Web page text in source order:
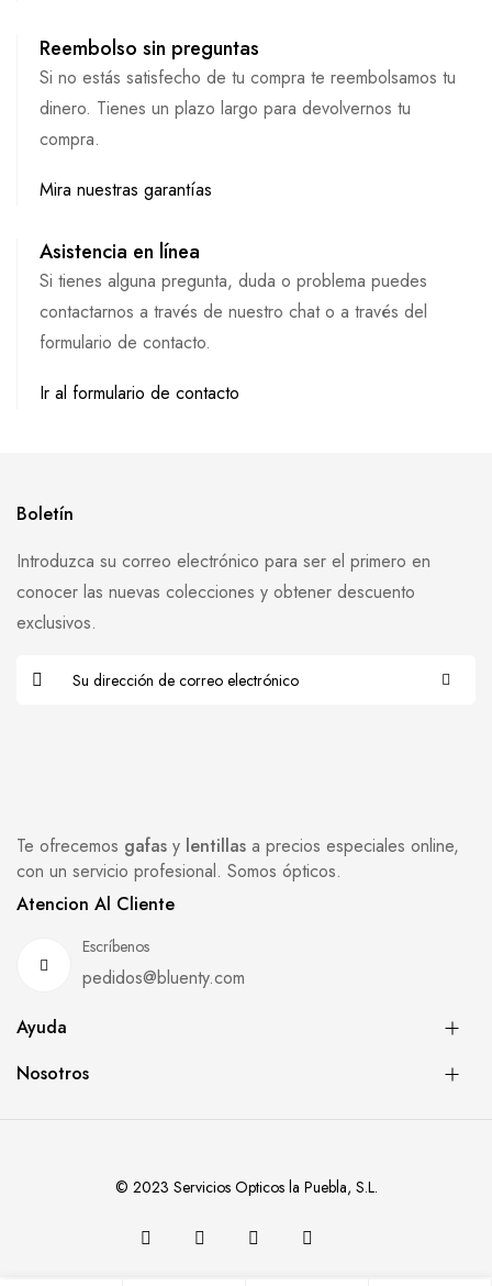
Reembolso sin preguntas
Si no estás satisfecho de tu compra te reembolsamos tu
dinero. Tienes un plazo largo para devolvernos tu
compra.
Mira nuestras garantías
Asistencia en línea
Si tienes alguna pregunta, duda o problema puedes
contactarnos a través de nuestro chat o a través del
formulario de contacto.
Ir al formulario de contacto
Te ofrecemos gafas y lentillas a precios especiales online,
con un servicio profesional. Somos ópticos.
Atencion Al Cliente
Escríbenos
pedidos@bluenty.com
Ayuda
Nosotros
Boletín
Introduzca su correo electrónico para ser el primero en
conocer las nuevas colecciones y obtener descuento
exclusivos.
© 2023 Servicios Opticos la Puebla, S.L.